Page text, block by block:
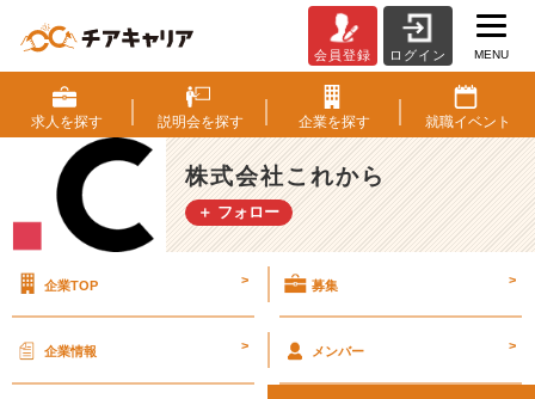
手
と
ベ
ン
チ
ャ
ち
解
会員登録 ログイン MENU
求人を探す 説明会を探す 企業を探す 就職イベント
株式会社これから
＋ フォロー
企業TOP > 募集 >
企業情報 > メンバー >